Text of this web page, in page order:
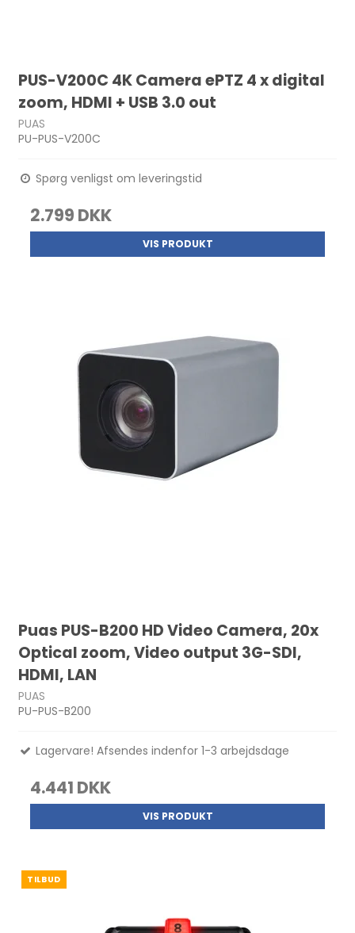
PUS-V200C 4K Camera ePTZ 4 x digital
zoom, HDMI + USB 3.0 out
PUAS
PU-PUS-V200C
Spørg venligst om leveringstid
2.799 DKK
VIS PRODUKT
Puas PUS-B200 HD Video Camera, 20x
Optical zoom, Video output 3G-SDI,
HDMI, LAN
PUAS
PU-PUS-B200
Lagervare! Afsendes indenfor 1-3 arbejdsdage
4.441 DKK
VIS PRODUKT
TILBUD